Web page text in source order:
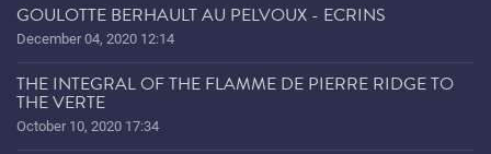
GOULOTTE BERHAULT AU PELVOUX - ECRINS
December 04, 2020 12:14
THE INTEGRAL OF THE FLAMME DE PIERRE RIDGE TO
THE VERTE
October 10, 2020 17:34